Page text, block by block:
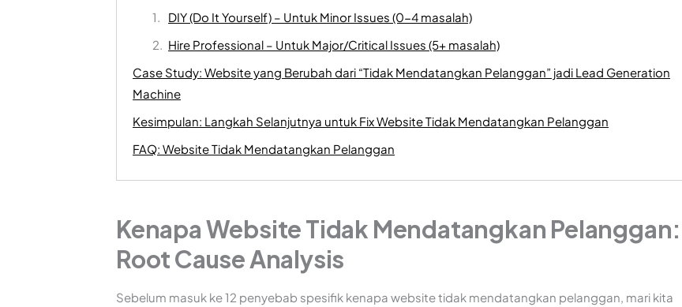
DIY (Do It Yourself) – Untuk Minor Issues (0-4 masalah)
Hire Professional – Untuk Major/Critical Issues (5+ masalah)
Case Study: Website yang Berubah dari “Tidak Mendatangkan Pelanggan” jadi Lead Generation
Machine
Kesimpulan: Langkah Selanjutnya untuk Fix Website Tidak Mendatangkan Pelanggan
FAQ: Website Tidak Mendatangkan Pelanggan
Kenapa Website Tidak Mendatangkan Pelanggan:
Root Cause Analysis
Sebelum masuk ke 12 penyebab spesifik kenapa website tidak mendatangkan pelanggan, mari kita